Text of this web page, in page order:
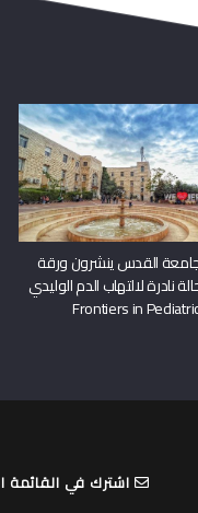
القدس ينشرون ورقة
نادرة لالتهاب الدم الوليدي
اشترك في القائمة